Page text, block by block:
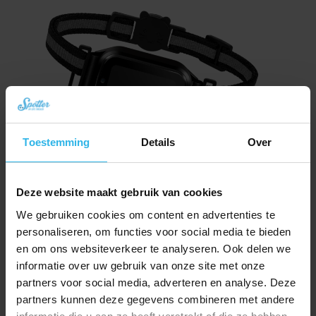
Toestemming Details Over
Deze website maakt gebruik van cookies
We gebruiken cookies om content en advertenties te
personaliseren, om functies voor social media te bieden
en om ons websiteverkeer te analyseren. Ook delen we
informatie over uw gebruik van onze site met onze
partners voor social media, adverteren en analyse. Deze
partners kunnen deze gegevens combineren met andere
(Novità!)
89,21 Il
prezzo
originale
era:
€79,29Il
prezzo
attuale
è:
€ 79,29.